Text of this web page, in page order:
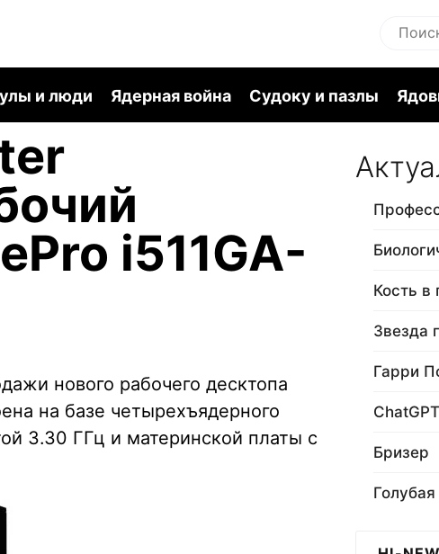
и люди Ядерная война Судоку и пазлы
i511GA-
нового рабочего десктопа
на базе четырехъядерного
3.30 ГГц и материнской платы с
Кость в
Звезда
Гарри
Бризер